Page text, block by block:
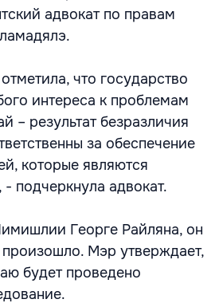
адвокат по правам
что государство
интереса к проблемам
– результат безразличия
за обеспечение
которые являются
подчеркнула адвокат.
Георге Райляна, он
произошло. Мэр утверждает,
будет проведено